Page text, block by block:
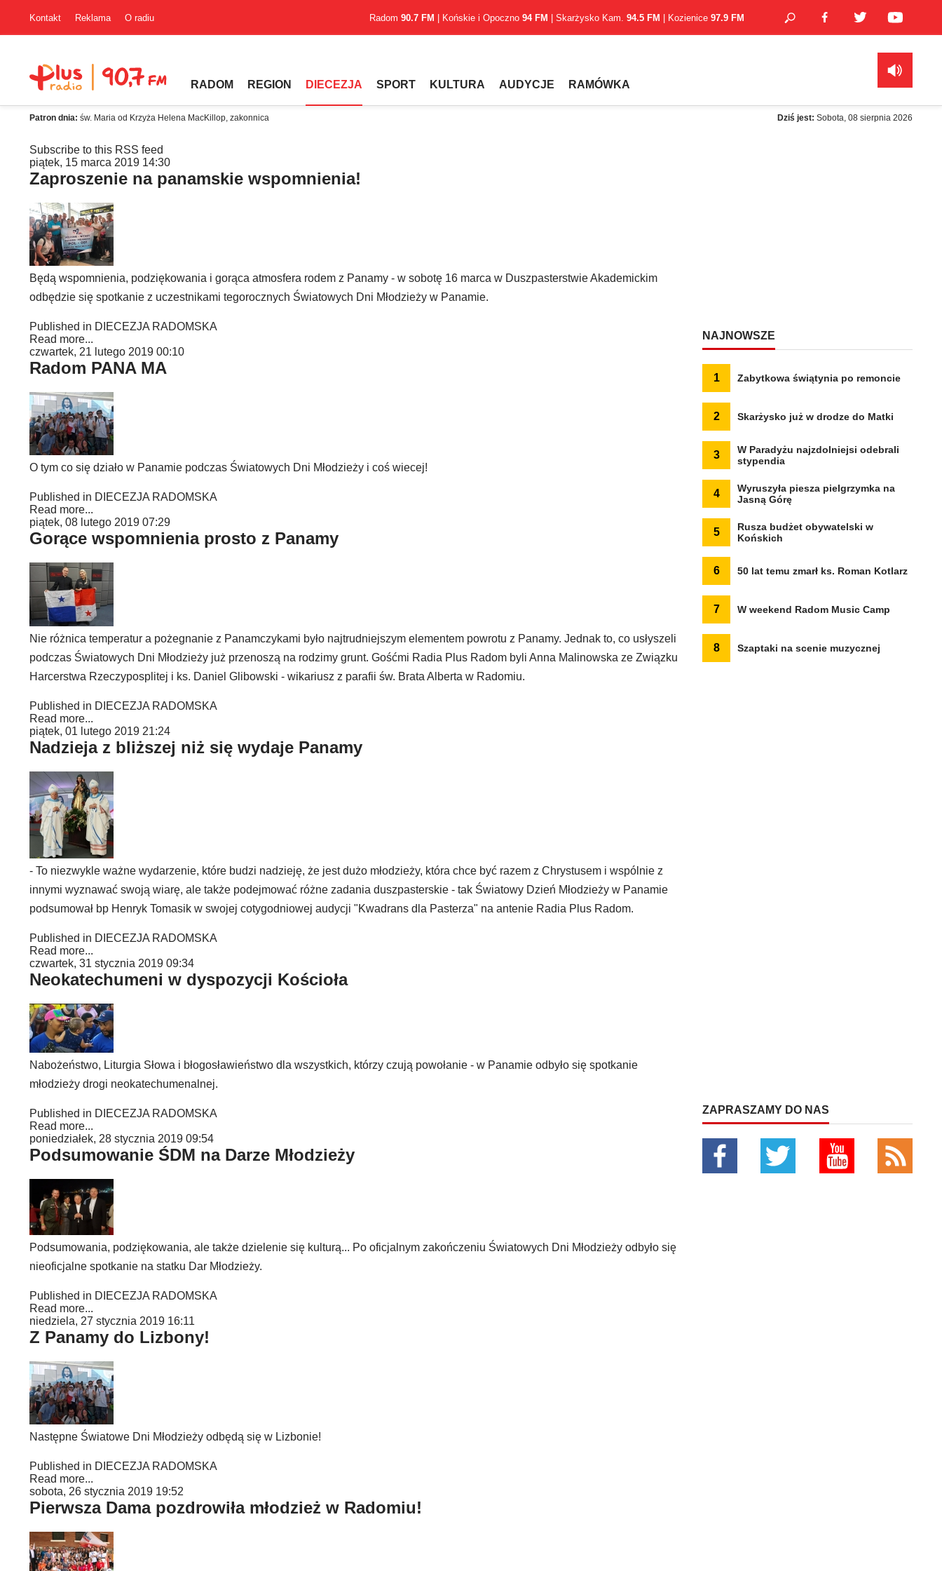
Kontakt Reklama O radiu Radom 90.7 FM | Końskie i Opoczno 94 FM | Skarżysko Kam. 94.5 FM | Kozienice 97.9 FM
RADOM REGION DIECEZJA SPORT KULTURA AUDYCJE RAMÓWKA
Patron dnia: św. Maria od Krzyża Helena MacKillop, zakonnica Dziś jest: Sobota, 08 sierpnia 2026
Subscribe to this RSS feed
piątek, 15 marca 2019 14:30
Zaproszenie na panamskie wspomnienia!
Będą wspomnienia, podziękowania i gorąca atmosfera rodem z Panamy - w sobotę 16 marca w Duszpasterstwie Akademickim
odbędzie się spotkanie z uczestnikami tegorocznych Światowych Dni Młodzieży w Panamie.
Published in DIECEZJA RADOMSKA
Read more...
czwartek, 21 lutego 2019 00:10
Radom PANA MA
O tym co się działo w Panamie podczas Światowych Dni Młodzieży i coś wiecej!
Published in DIECEZJA RADOMSKA
Read more...
piątek, 08 lutego 2019 07:29
Gorące wspomnienia prosto z Panamy
Nie różnica temperatur a pożegnanie z Panamczykami było najtrudniejszym elementem powrotu z Panamy. Jednak to, co usłyszeli
podczas Światowych Dni Młodzieży już przenoszą na rodzimy grunt. Gośćmi Radia Plus Radom byli Anna Malinowska ze Związku
Harcerstwa Rzeczyposplitej i ks. Daniel Glibowski - wikariusz z parafii św. Brata Alberta w Radomiu.
Published in DIECEZJA RADOMSKA
Read more...
piątek, 01 lutego 2019 21:24
Nadzieja z bliższej niż się wydaje Panamy
- To niezwykle ważne wydarzenie, które budzi nadzieję, że jest dużo młodzieży, która chce być razem z Chrystusem i wspólnie z
innymi wyznawać swoją wiarę, ale także podejmować różne zadania duszpasterskie - tak Światowy Dzień Młodzieży w Panamie
podsumował bp Henryk Tomasik w swojej cotygodniowej audycji "Kwadrans dla Pasterza" na antenie Radia Plus Radom.
Published in DIECEZJA RADOMSKA
Read more...
czwartek, 31 stycznia 2019 09:34
Neokatechumeni w dyspozycji Kościoła
Nabożeństwo, Liturgia Słowa i błogosławieństwo dla wszystkich, którzy czują powołanie - w Panamie odbyło się spotkanie
młodzieży drogi neokatechumenalnej.
Published in DIECEZJA RADOMSKA
Read more...
poniedziałek, 28 stycznia 2019 09:54
Podsumowanie ŚDM na Darze Młodzieży
Podsumowania, podziękowania, ale także dzielenie się kulturą... Po oficjalnym zakończeniu Światowych Dni Młodzieży odbyło się
nieoficjalne spotkanie na statku Dar Młodzieży.
Published in DIECEZJA RADOMSKA
Read more...
niedziela, 27 stycznia 2019 16:11
Z Panamy do Lizbony!
Następne Światowe Dni Młodzieży odbędą się w Lizbonie!
Published in DIECEZJA RADOMSKA
Read more...
sobota, 26 stycznia 2019 19:52
Pierwsza Dama pozdrowiła młodzież w Radomiu!
NAJNOWSZE
1 Zabytkowa świątynia po remoncie
2 Skarżysko już w drodze do Matki
3
W Paradyżu najzdolniejsi odebrali
stypendia
4
Wyruszyła piesza pielgrzymka na
Jasną Górę
5
Rusza budżet obywatelski w
Końskich
6 50 lat temu zmarł ks. Roman Kotlarz
7 W weekend Radom Music Camp
8 Szaptaki na scenie muzycznej
ZAPRASZAMY DO NAS